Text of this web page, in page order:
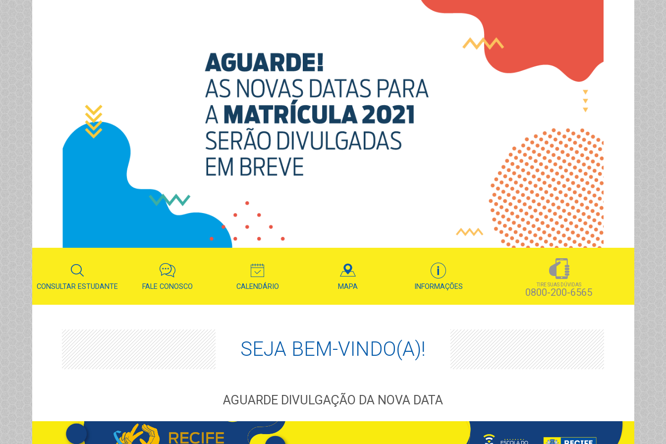
CONSULTAR ESTUDANTE FALE CONOSCO CALENDÁRIO MAPA INFORMAÇÕES TIRE SUAS DÚVIDAS
0800-200-6565
SEJA BEM-VINDO(A)!
AGUARDE DIVULGAÇÃO DA NOVA DATA